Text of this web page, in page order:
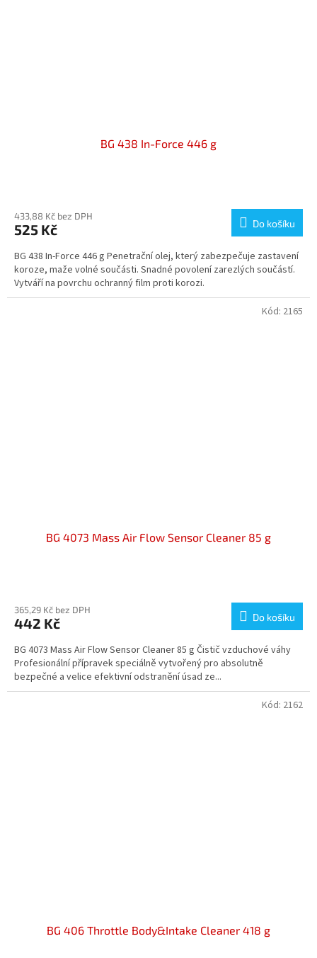
BG 438 In-Force 446 g
produktu
je
z
5
hvězdiček.
433,88 Kč bez DPH
525 Kč Do košíku
BG 438 In-Force 446 g Penetrační olej, který zabezpečuje zastavení
koroze, maže volné součásti. Snadné povolení zarezlých součástí.
Vytváří na povrchu ochranný film proti korozi.
BG 4073 Mass Air Flow Sensor Cleaner 85 g
produktu
je
z
5
hvězdiček.
365,29 Kč bez DPH
442 Kč Do košíku
BG 4073 Mass Air Flow Sensor Cleaner 85 g Čistič vzduchové váhy
Profesionální přípravek speciálně vytvořený pro absolutně
bezpečné a velice efektivní odstranění úsad ze...
Kód: 2165
BG 406 Throttle Body&Intake Cleaner 418 g
Kód: 2162